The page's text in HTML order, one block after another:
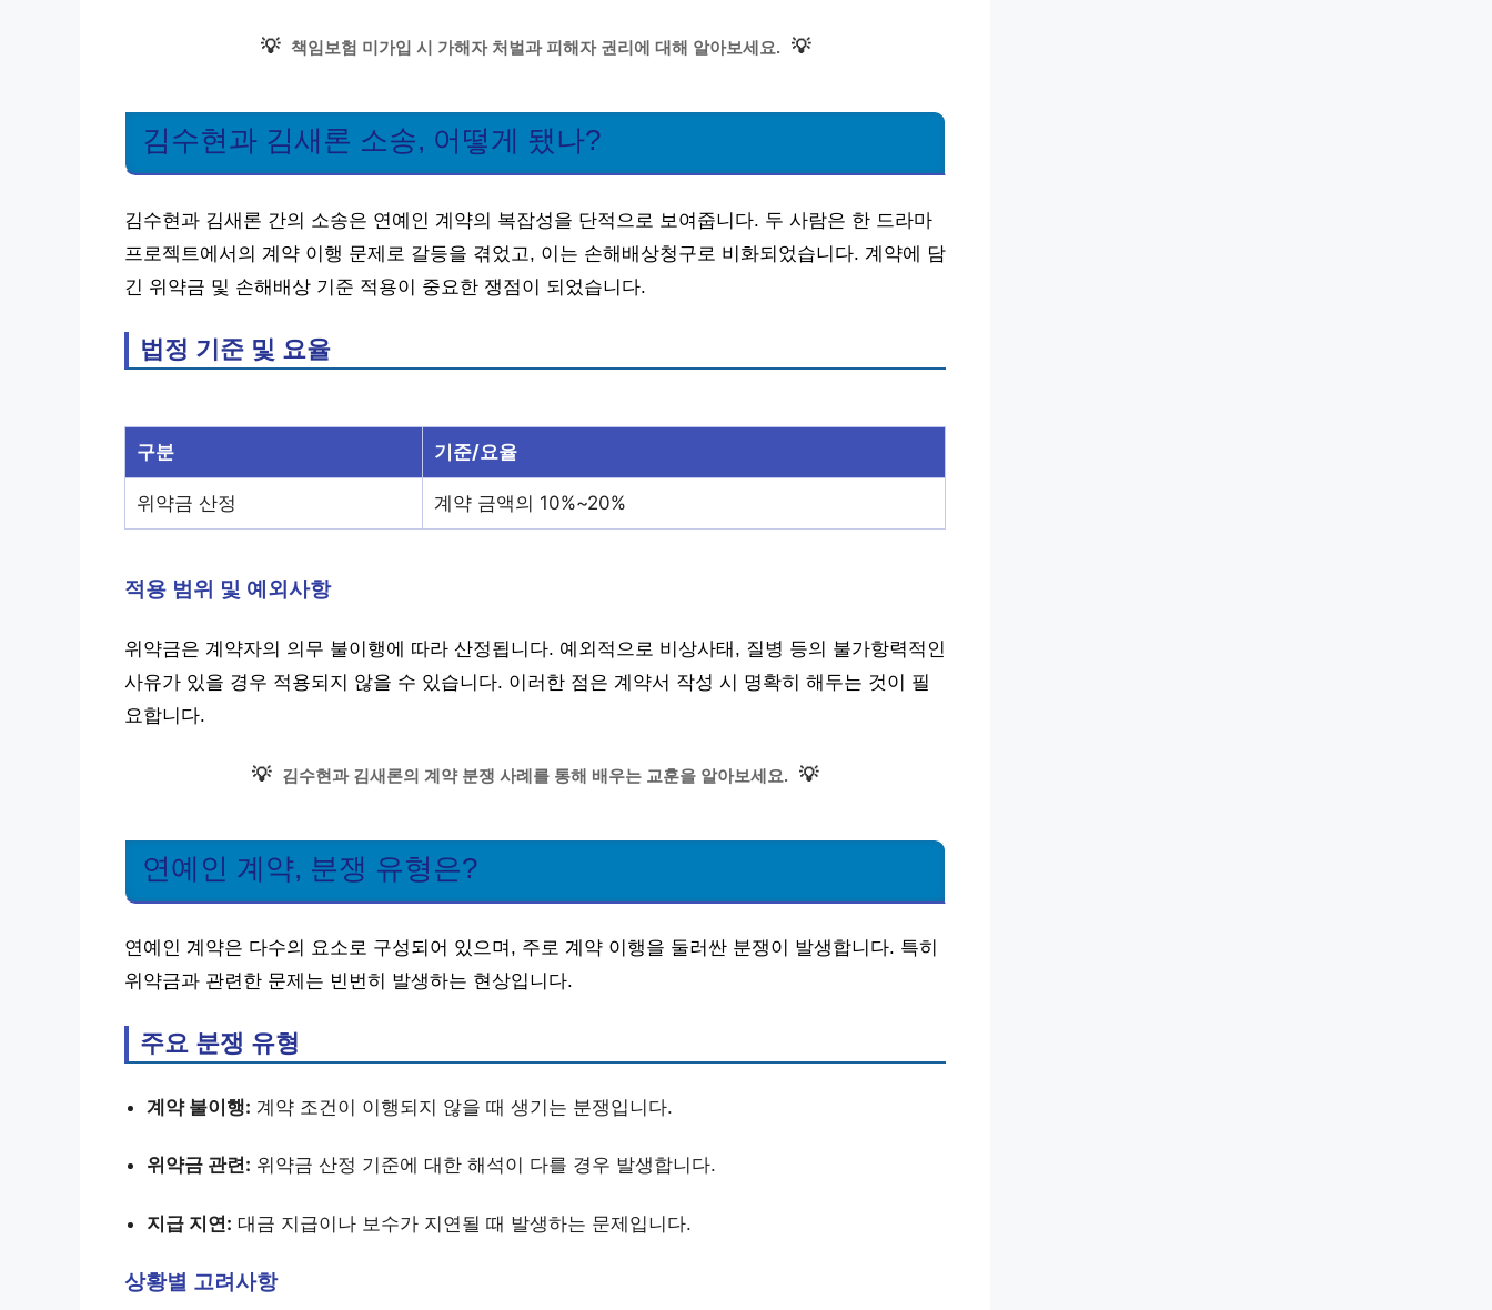
💡 책임보험 미가입 시 가해자 처벌과 피해자 권리에 대해 알아보세요. 💡
김수현과 김새론 소송, 어떻게 됐나?
김수현과 김새론 간의 소송은 연예인 계약의 복잡성을 단적으로 보여줍니다. 두 사람은 한 드라마
프로젝트에서의 계약 이행 문제로 갈등을 겪었고, 이는 손해배상청구로 비화되었습니다. 계약에 담
긴 위약금 및 손해배상 기준 적용이 중요한 쟁점이 되었습니다.
법정 기준 및 요율
구분 기준/요율
위약금 산정 계약 금액의 10%~20%
적용 범위 및 예외사항
위약금은 계약자의 의무 불이행에 따라 산정됩니다. 예외적으로 비상사태, 질병 등의 불가항력적인
사유가 있을 경우 적용되지 않을 수 있습니다. 이러한 점은 계약서 작성 시 명확히 해두는 것이 필
요합니다.
💡 김수현과 김새론의 계약 분쟁 사례를 통해 배우는 교훈을 알아보세요. 💡
연예인 계약, 분쟁 유형은?
연예인 계약은 다수의 요소로 구성되어 있으며, 주로 계약 이행을 둘러싼 분쟁이 발생합니다. 특히
위약금과 관련한 문제는 빈번히 발생하는 현상입니다.
주요 분쟁 유형
계약 불이행: 계약 조건이 이행되지 않을 때 생기는 분쟁입니다.
위약금 관련: 위약금 산정 기준에 대한 해석이 다를 경우 발생합니다.
지급 지연: 대금 지급이나 보수가 지연될 때 발생하는 문제입니다.
상황별 고려사항